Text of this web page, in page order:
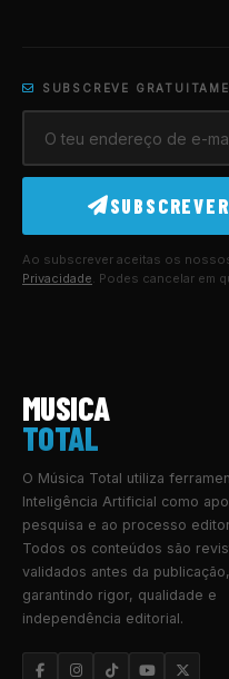
SUBSCREVE
Ao subscrever aceitas os
Privacidade. Podes cancelar em
MUSICA
TOTAL
O Música Total utiliza
Inteligência Artificial como
pesquisa e ao processo
Todos os conteúdos são
validados antes da publicação,
garantindo rigor, qualidade e
independência editorial.